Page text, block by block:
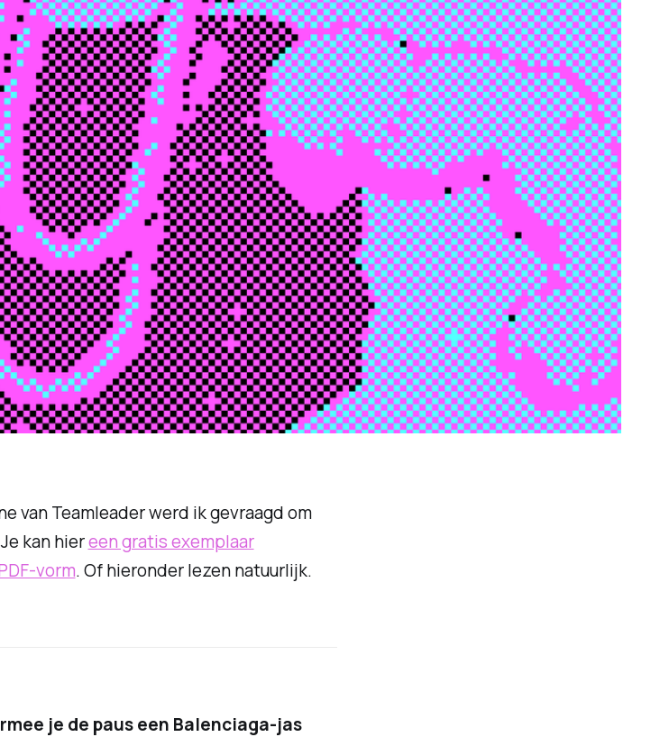
van Teamleader werd ik gevraagd om
kan hiereen gratis exemplaar
vorm. Of hieronder lezen natuurlijk.
je de paus een Balenciaga-jas